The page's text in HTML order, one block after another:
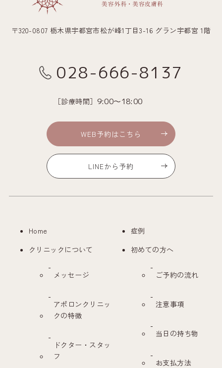
〒320-0807 栃木県宇都宮市松が峰1丁目3-16 グラン宇都宮 1階
028-666-8137
［診療時間］ 9:00～18:00
WEB予約はこちら
LINEから予約
Home
クリニックについて
メッセージ
アポロンクリニッ
クの特徴
ドクター・スタッ
フ
症例
初めての方へ
ご予約の流れ
注意事項
当日の持ち物
お支払方法